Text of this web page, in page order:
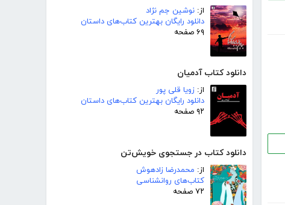
از: نوشین جم نژاد
دانلود رایگان بهترین کتاب‌های داستان
۶۹ صفحه
دانلود کتاب آدمیان
از: زویا قلی پور
دانلود رایگان بهترین کتاب‌های داستان
۹۲ صفحه
دانلود کتاب در جستجوی خویش‌تن
از: محمدرضا زادهوش
کتاب‌های روانشناسی
۷۲ صفحه